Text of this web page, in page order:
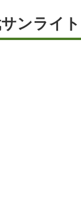
ンライ